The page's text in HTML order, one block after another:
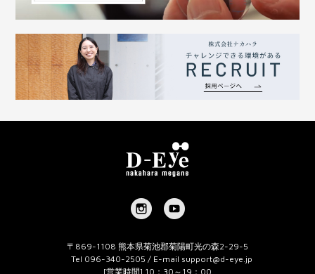
〒869-1108 熊本県菊池郡菊陽町光の森2-29-5
Tel 096-340-2505 / E-mail support@d-eye.jp
[営業時間] 10：30～19：00